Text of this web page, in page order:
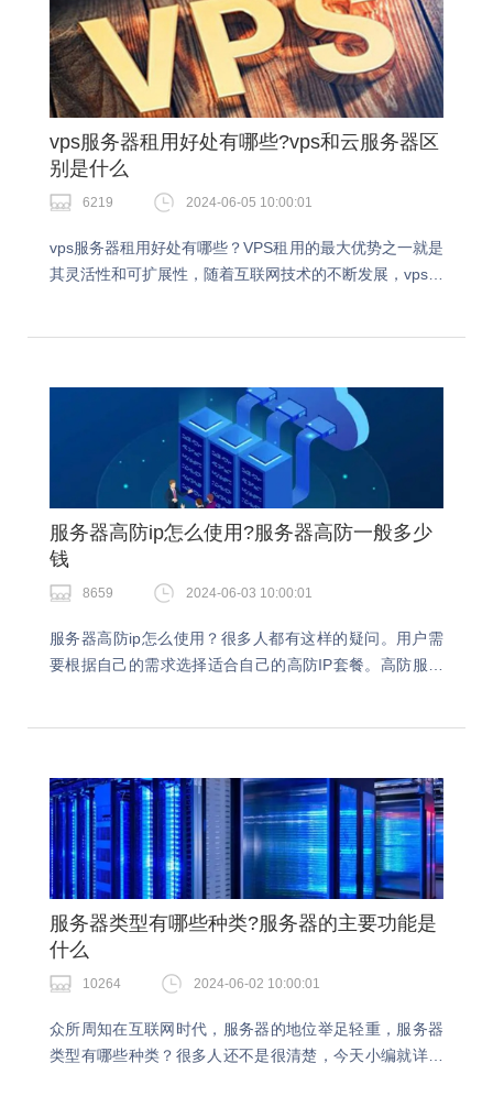
vps服务器租用好处有哪些?vps和云服务器区
别是什么
6219 2024-06-05 10:00:01
vps服务器租用好处有哪些？VPS租用的最大优势之一就是
其灵活性和可扩展性，随着互联网技术的不断发展，vps服
服务器高防ip怎么使用?服务器高防一般多少
钱
8659 2024-06-03 10:00:01
服务器高防ip怎么使用？很多人都有这样的疑问。用户需
要根据自己的需求选择适合自己的高防IP套餐。高防服务
服务器类型有哪些种类?服务器的主要功能是
什么
10264 2024-06-02 10:00:01
众所周知在互联网时代，服务器的地位举足轻重，服务器
类型有哪些种类？很多人还不是很清楚，今天小编就详细